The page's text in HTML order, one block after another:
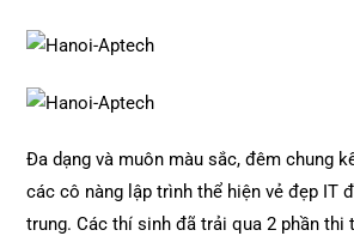
Đa dạng và muôn màu sắc, đêm chung
các cô nàng lập trình thể hiện vẻ đẹp IT
trung. Các thí sinh đã trải qua 2 phần thi